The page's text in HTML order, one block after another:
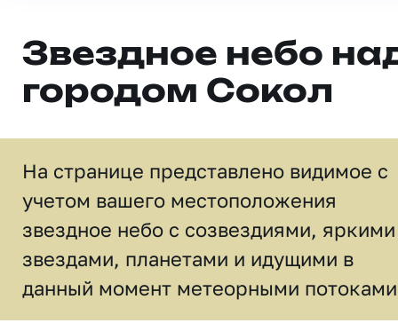
Звездное небо
городом Сокол
На странице представлено видимое c
учетом вашего местоположения
звездное небо c созвездиями, яркими
звездами, планетами и идущими в
данный момент метеорными